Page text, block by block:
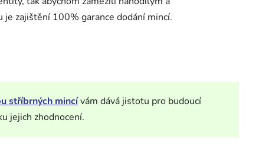
zajištění 100% garance dodání mincí.
stříbrných mincívám dává jistotu pro budoucí
jejich zhodnocení.